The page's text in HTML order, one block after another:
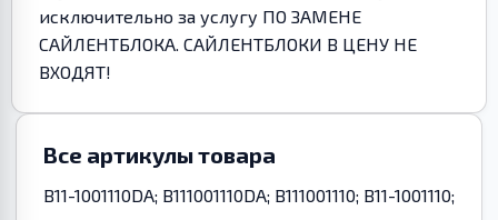
исключительно за услугу ПО ЗАМЕНЕ
САЙЛЕНТБЛОКА. САЙЛЕНТБЛОКИ В ЦЕНУ НЕ
ВХОДЯТ!
Все артикулы товара
B11-1001110DA; B111001110DA; B111001110; B11-1001110;